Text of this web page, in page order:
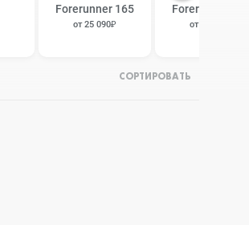
Forerunner 165
от 25 090₽
Forerunner
от 20 790₽
СОРТИРОВАТЬ